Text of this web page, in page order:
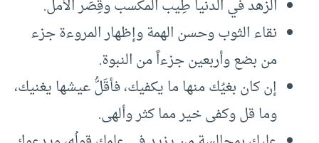
الزهد في الدنيا طِيب المكسب وقِصَر الأمل.
نقاء الثوب وحسن الهمة وإظهار المروءة جزء
من بضع وأربعين جزءاً من النبوة.
إن كان بغيُك منها ما يكفيك، فأقَلُّ عيشها يغنيك،
وما قل وكفى خير مما كثر وألهى.